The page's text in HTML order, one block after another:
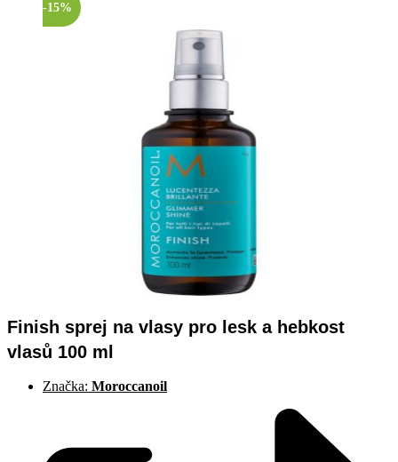
-15%
Finish sprej na vlasy pro lesk a hebkost
vlasů 100 ml
Značka: Moroccanoil